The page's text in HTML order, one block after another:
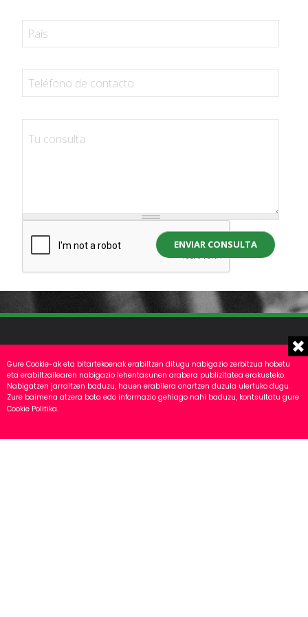
ENVIAR CONSULTA
Gure Cookie-ak eta bitartekoenak erabiltzen ditugu nabigazio zerbitzua hobetu
eta erabiltzailearen nabigazio lehentasunen arabera publizitatea erakusteko.
Nabigatzen jarraitzen baduzu, hauen erabilera onartzen duzula ulertuko dugu.
Zure baimena atzera bota edo informazio gehiago nahi baduzu, kontsultatu gure
Cookie Politika.